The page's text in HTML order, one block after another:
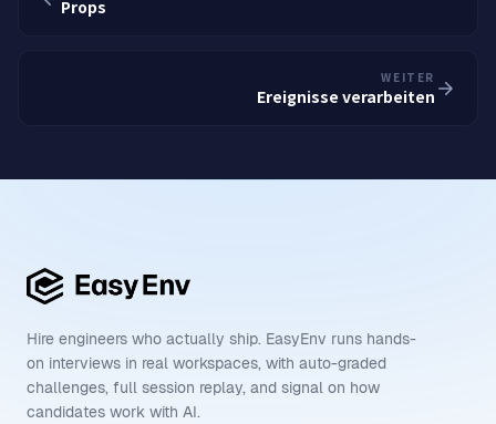
Props
WEITER
Ereignisse verarbeiten
Hire engineers who actually ship. EasyEnv runs hands-
on interviews in real workspaces, with auto-graded
challenges, full session replay, and signal on how
candidates work with AI.